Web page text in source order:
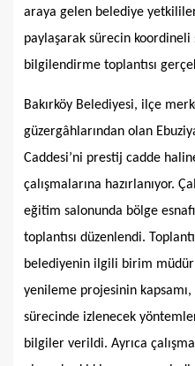
araya gelen belediye
paylaşarak sürecin
bilgilendirme toplantısı
Bakırköy Belediyesi, ilçe
güzergâhlarından olan
Caddesi’ni prestij cadde
çalışmalarına hazırlanıyor.
eğitim salonunda bölge
toplantısı düzenlendi.
belediyenin ilgili birim
yenileme projesinin
sürecinde izlenecek
bilgiler verildi. Ayrıca